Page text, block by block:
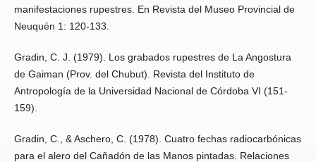
manifestaciones rupestres. En Revista del Museo Provincial de
Neuquén 1: 120-133.
Gradin, C. J. (1979). Los grabados rupestres de La Angostura
de Gaiman (Prov. del Chubut). Revista del Instituto de
Antropología de la Universidad Nacional de Córdoba VI (151-
159).
Gradin, C., & Aschero, C. (1978). Cuatro fechas radiocarbónicas
para el alero del Cañadón de las Manos pintadas. Relaciones